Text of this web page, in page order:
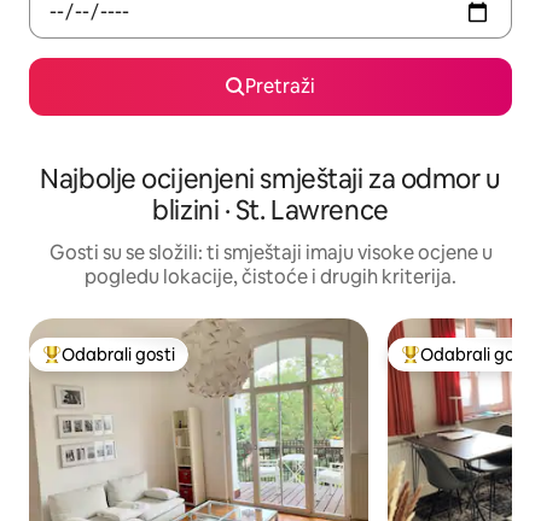
Pretraži
Najbolje ocijenjeni smještaji za odmor u
blizini · St. Lawrence
Gosti su se složili: ti smještaji imaju visoke ocjene u
pogledu lokacije, čistoće i drugih kriterija.
Među najviše rangiranima s oznakom „Odabrali gosti”
Odabrali gosti Među najviše
Odabrali gosti